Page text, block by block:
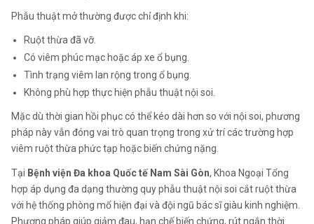
Phẫu thuật mở thường được chỉ định khi:
Ruột thừa đã vỡ.
Có viêm phúc mạc hoặc áp xe ổ bụng.
Tình trạng viêm lan rộng trong ổ bụng.
Không phù hợp thực hiện phẫu thuật nội soi.
Mặc dù thời gian hồi phục có thể kéo dài hơn so với nội soi, phương
pháp này vẫn đóng vai trò quan trọng trong xử trí các trường hợp
viêm ruột thừa phức tạp hoặc biến chứng nặng.
Tại Bệnh viện Đa khoa Quốc tế Nam Sài Gòn, Khoa Ngoại Tổng
hợp áp dụng đa dạng thường quy phẫu thuật nội soi cắt ruột thừa
với hệ thống phòng mổ hiện đại và đội ngũ bác sĩ giàu kinh nghiệm.
Phương pháp giúp giảm đau, hạn chế biến chứng, rút ngắn thời